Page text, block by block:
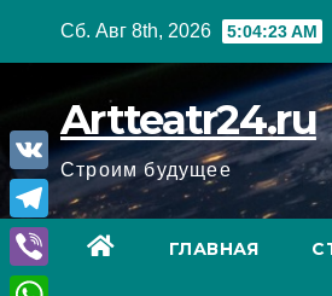
Сб. Авг 8th, 2026 5:04:24 AM
Artteatr24.ru
Строим будущее
ГЛАВНАЯ
V
K
T
e
V